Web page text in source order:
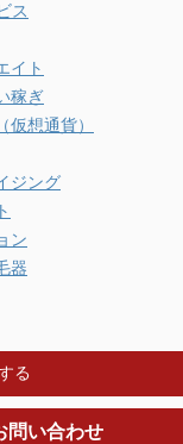
ス
イト
稼ぎ
仮想通貨）
ジング
ン
器
る
問い合わせ